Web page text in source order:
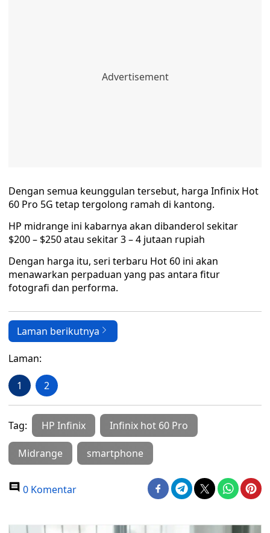
Dengan semua keunggulan tersebut, harga Infinix Hot
60 Pro 5G tetap tergolong ramah di kantong.
HP midrange ini kabarnya akan dibanderol sekitar
$200 – $250 atau sekitar 3 – 4 jutaan rupiah
Dengan harga itu, seri terbaru Hot 60 ini akan
menawarkan perpaduan yang pas antara fitur
fotografi dan performa.
Laman berikutnya
Laman:
1 2
Tag: HP Infinix Infinix hot 60 Pro
Midrange smartphone
0 Komentar